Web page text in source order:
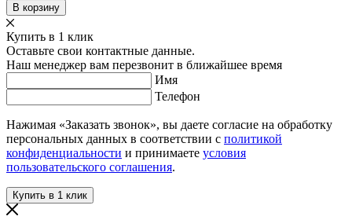
В корзину
Купить в 1 клик
Оставьте свои контактные данные.
Наш менеджер вам перезвонит в ближайшее время
Имя
Телефон
Нажимая «Заказать звонок», вы даете согласие на обработку
персональных данных в соответствии с политикой
конфиденциальности и принимаете условия
пользовательского соглашения.